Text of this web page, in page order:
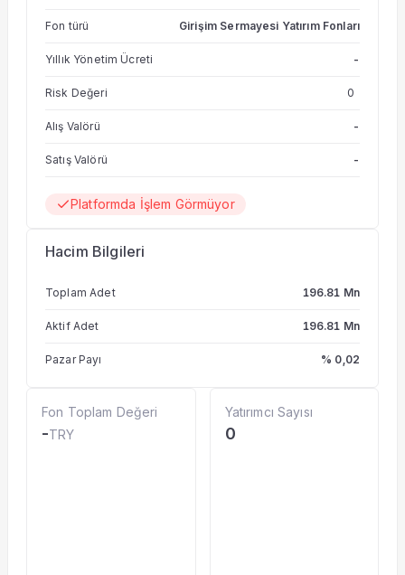
Fon türü Girişim Sermayesi Yatırım Fonları
Yıllık Yönetim Ücreti -
Risk Değeri 0
Alış Valörü -
Satış Valörü -
Platformda İşlem Görmüyor
Hacim Bilgileri
Toplam Adet 196.81 Mn
Aktif Adet 196.81 Mn
Pazar Payı % 0,02
Fon Toplam Değeri
-TRY
Yatırımcı Sayısı
0